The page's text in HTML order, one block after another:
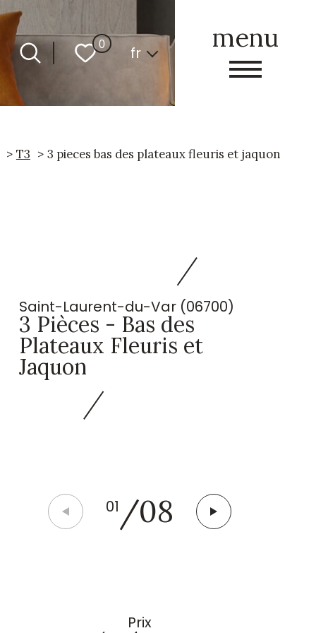
menu
0 Langue
fr
T3 3 pieces bas des plateaux fleuris et jaquon
Saint-Laurent-du-Var (06700)
3 Pièces - Bas des
Plateaux Fleuris et
Jaquon
01 /08
Prix